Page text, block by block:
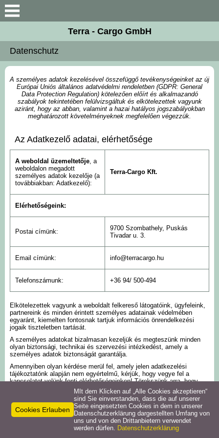
Suche
Vorstellung
Unsere Kollegen
Firma Daten
Unterlagen
Terra - Cargo GmbH
Datenschutz
A személyes adatok kezelésével összefüggő tevékenységeinket az új
Európai Uniós általános adatvédelmi rendeletben (GDPR: General
Data Protection Regulation) kötelezően előírt és alkalmazandó
szabályok tekintetében felülvizsgáltuk és elkötelezettek vagyunk
aziránt, hogy az abban, valamint a hazai hatályos jogszabályokban
meghatározott követelményeknek megfelelően végezzük.
Az Adatkezelő adatai, elérhetősége
A weboldal üzemeltetője, a
weboldalon megadott
személyes adatok kezelője (a
továbbiakban: Adatkezelő):
Terra-Cargo Kft.
Elérhetőségeink:
Postai címünk:
9700 Szombathely, Puskás
Tivadar u. 3.
Email címünk: info@terracargo.hu
Telefonszámunk: +36 94/ 500-494
Elkötelezettek vagyunk a weboldalt felkereső látogatóink, ügyfeleink,
partnereink és minden érintett személyes adatainak védelmében
egyaránt, kiemelten fontosnak tartjuk információs önrendelkezési
jogaik tiszteletben tartását.
A személyes adatokat bizalmasan kezeljük és megteszünk minden
olyan biztonsági, technikai és szervezési intézkedést, amely a
személyes adatok biztonságát garantálja.
Amennyiben olyan kérdése merül fel, amely jelen adatkezelési
tájékoztatónk alapján nem egyértelmű, kérjük, hogy vegye fel a
kapcsolatot velünk fenti elérhetőségeinken! Törekszünk arra, hogy
minél gyorsabban válaszoljunk Önnek, viszont amennyiben kérdése
megfelelő megválaszolása több időt vesz igénybe, akkor legfeljebb 15
napon belül vállaljuk annak megválaszolását.
Bármikor kérhet tájékoztatást személyes adatai kezelésével
kapcsolatban írásban (emailben, illetve postai címünkre megküldött
levélben) vagy szóban (telefonon). Felhívjuk a figyelmét, hogy
Cookies Erlauben
MIt dem Klicken auf „Alle Cookies akzeptieren“
sind Sie einverstanden, dass die auf unserer
Seite eingesetzten Cookies in dem in unserer
Datenschutzerklärung dargestellten Umfang von
uns und von den Drittanbietern verwendet
werden dürfen. Datenschutzerklärung